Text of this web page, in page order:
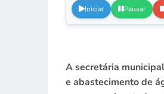
Iniciar Pausar
A secretária
e abastecimento de